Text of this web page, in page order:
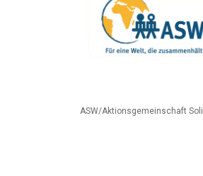
ASW/Aktionsgemeinschaft